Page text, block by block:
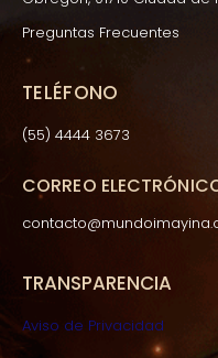
Preguntas Frecuentes
TELÉFONO
(55) 4444 3673
CORREO
TRANSPARENCIA
Aviso de Privacidad